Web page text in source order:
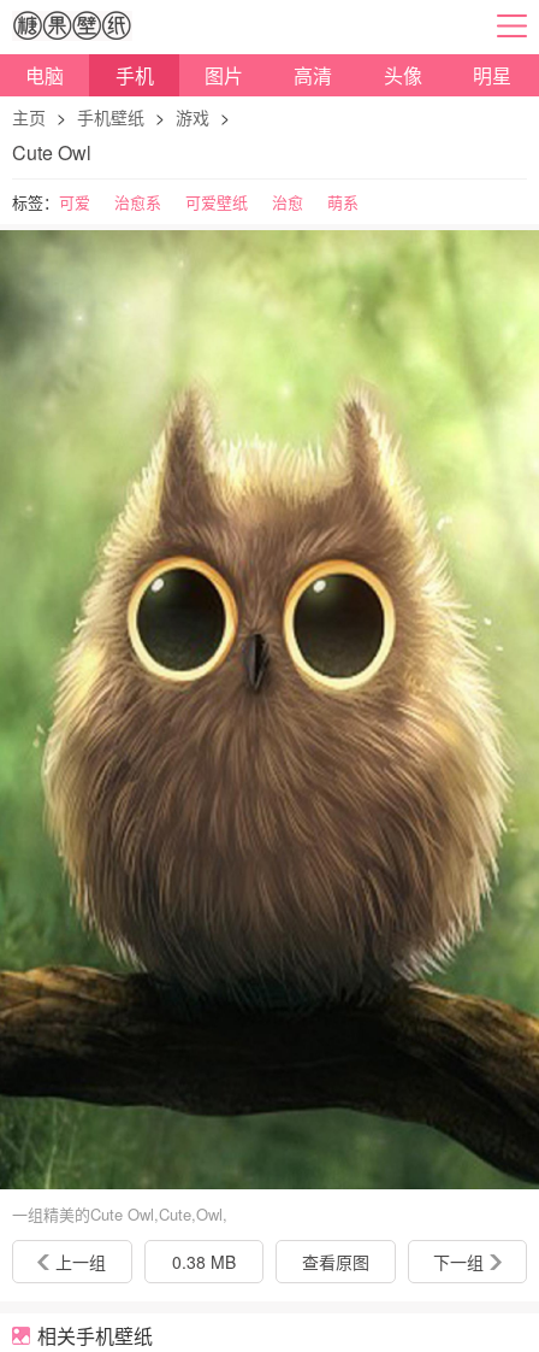
电脑 手机 图片 高清 头像 明星
主页 > 手机壁纸 > 游戏 >
Cute Owl
标签： 可爱 治愈系 可爱壁纸 治愈 萌系
一组精美的Cute Owl,Cute,Owl,
上一组 0.38 MB 查看原图 下一组
相关手机壁纸